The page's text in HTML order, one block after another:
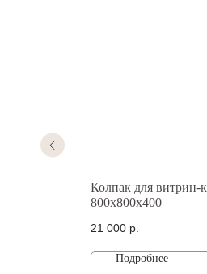
Колпак для
800х800х400
21 000 р.
Подробнее